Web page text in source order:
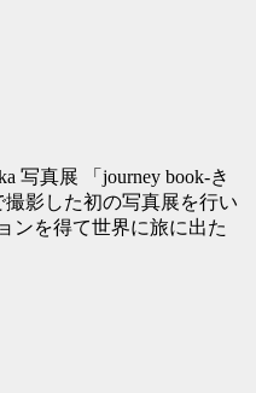
写真展 「journey book-き
影した初の写真展を行い
ンを得て世界に旅に出た